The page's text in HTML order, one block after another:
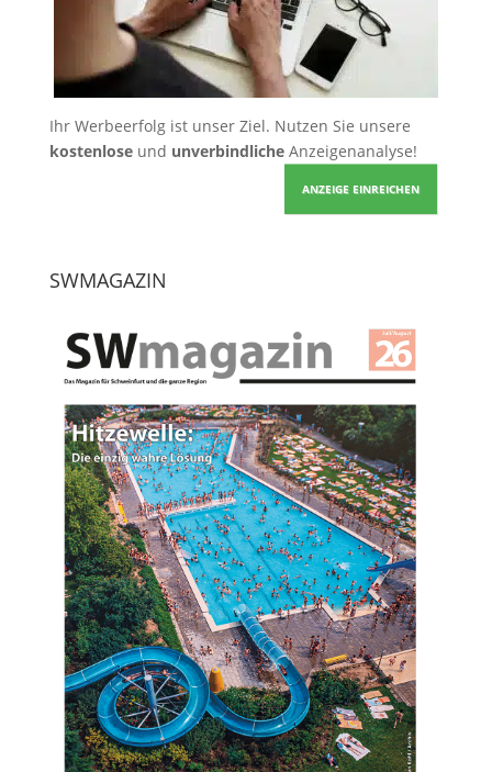
Ihr Werbeerfolg ist unser Ziel. Nutzen Sie unsere
kostenloseund unverbindlicheAnzeigenanalyse!
ANZEIGE EINREICHEN
SWMAGAZIN